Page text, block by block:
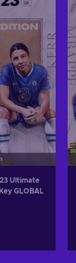
Ultimate
GLOBAL